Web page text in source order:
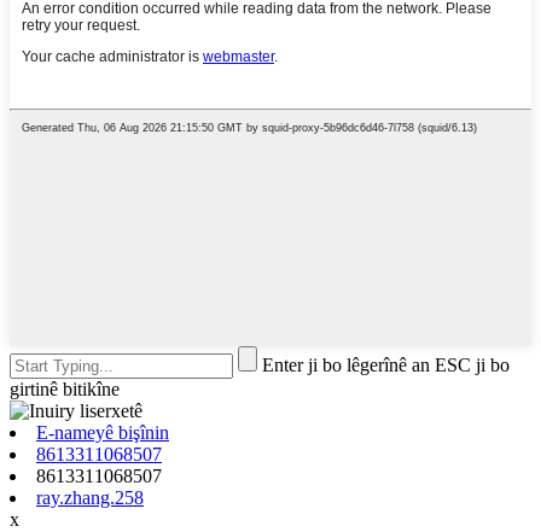
Enter ji bo lêgerînê an ESC ji bo
girtinê bitikîne
E-nameyê bişînin
8613311068507
8613311068507
ray.zhang.258
x